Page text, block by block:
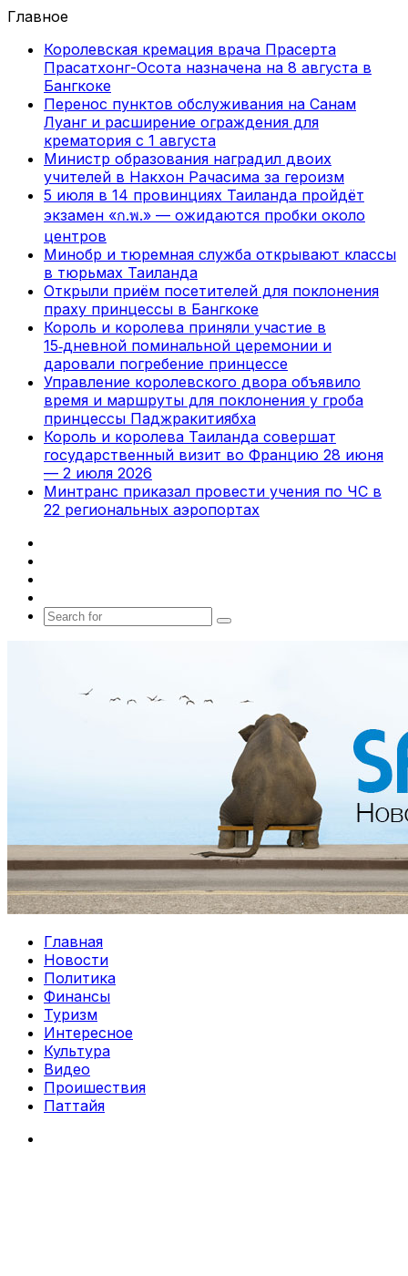
Главное
Королевская кремация врача Прасерта
Прасатхонг-Осота назначена на 8 августа в
Бангкоке
Перенос пунктов обслуживания на Санам
Луанг и расширение ограждения для
крематория с 1 августа
Министр образования наградил двоих
учителей в Накхон Рачасима за героизм
5 июля в 14 провинциях Таиланда пройдёт
экзамен «ก.พ.» — ожидаются пробки около
центров
Минобр и тюремная служба открывают классы
в тюрьмах Таиланда
Открыли приём посетителей для поклонения
праху принцессы в Бангкоке
Король и королева приняли участие в
15‑дневной поминальной церемонии и
даровали погребение принцессе
Управление королевского двора объявило
время и маршруты для поклонения у гроба
принцессы Паджракитиябха
Король и королева Таиланда совершат
государственный визит во Францию 28 июня
— 2 июля 2026
Минтранс приказал провести учения по ЧС в
22 региональных аэропортах
Search
Главная
Новости
Политика
Финансы
Туризм
Интересное
Культура
Видео
Проишествия
Паттайя